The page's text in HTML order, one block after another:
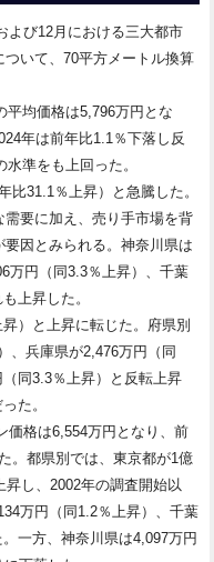
よび12月における三大都市
いて、70平方メートル換算
平均価格は5,796万円とな
年は前年比1.1％下落し反
準をも上回った。
比31.1％上昇）と急騰した。
要に加え、売り手市場を背
因とみられる。神奈川県は
万円（同3.3％上昇）、千葉
上昇した。
）と上昇に転じた。府県別
、兵庫県が2,476万円（同
同3.3％上昇）と反転上昇
た。
価格は6,554万円となり、前
。都県別では、東京都が1億
し、2002年の調査開始以
万円（同1.2％上昇）、千葉
一方、神奈川県は4,097万円